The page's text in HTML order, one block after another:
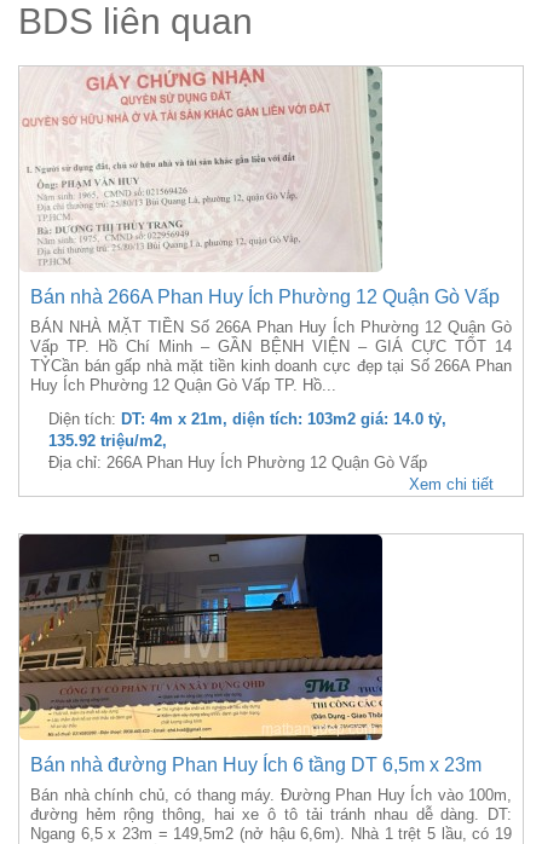
BDS liên quan
Bán nhà 266A Phan Huy Ích Phường 12 Quận Gò Vấp
BÁN NHÀ MẶT TIỀN Số 266A Phan Huy Ích Phường 12 Quận Gò
Vấp TP. Hồ Chí Minh – GẦN BỆNH VIỆN – GIÁ CỰC TỐT 14
TỶCần bán gấp nhà mặt tiền kinh doanh cực đẹp tại Số 266A Phan
Huy Ích Phường 12 Quận Gò Vấp TP. Hồ...
Diện tích: DT: 4m x 21m, diện tích: 103m2 giá: 14.0 tỷ,
135.92 triệu/m2,
Địa chỉ: 266A Phan Huy Ích Phường 12 Quận Gò Vấp
Xem chi tiết
Bán nhà đường Phan Huy Ích 6 tầng DT 6,5m x 23m
Bán nhà chính chủ, có thang máy. Đường Phan Huy Ích vào 100m,
đường hẻm rộng thông, hai xe ô tô tải tránh nhau dễ dàng. DT:
Ngang 6,5 x 23m = 149,5m2 (nở hậu 6,6m). Nhà 1 trệt 5 lầu, có 19